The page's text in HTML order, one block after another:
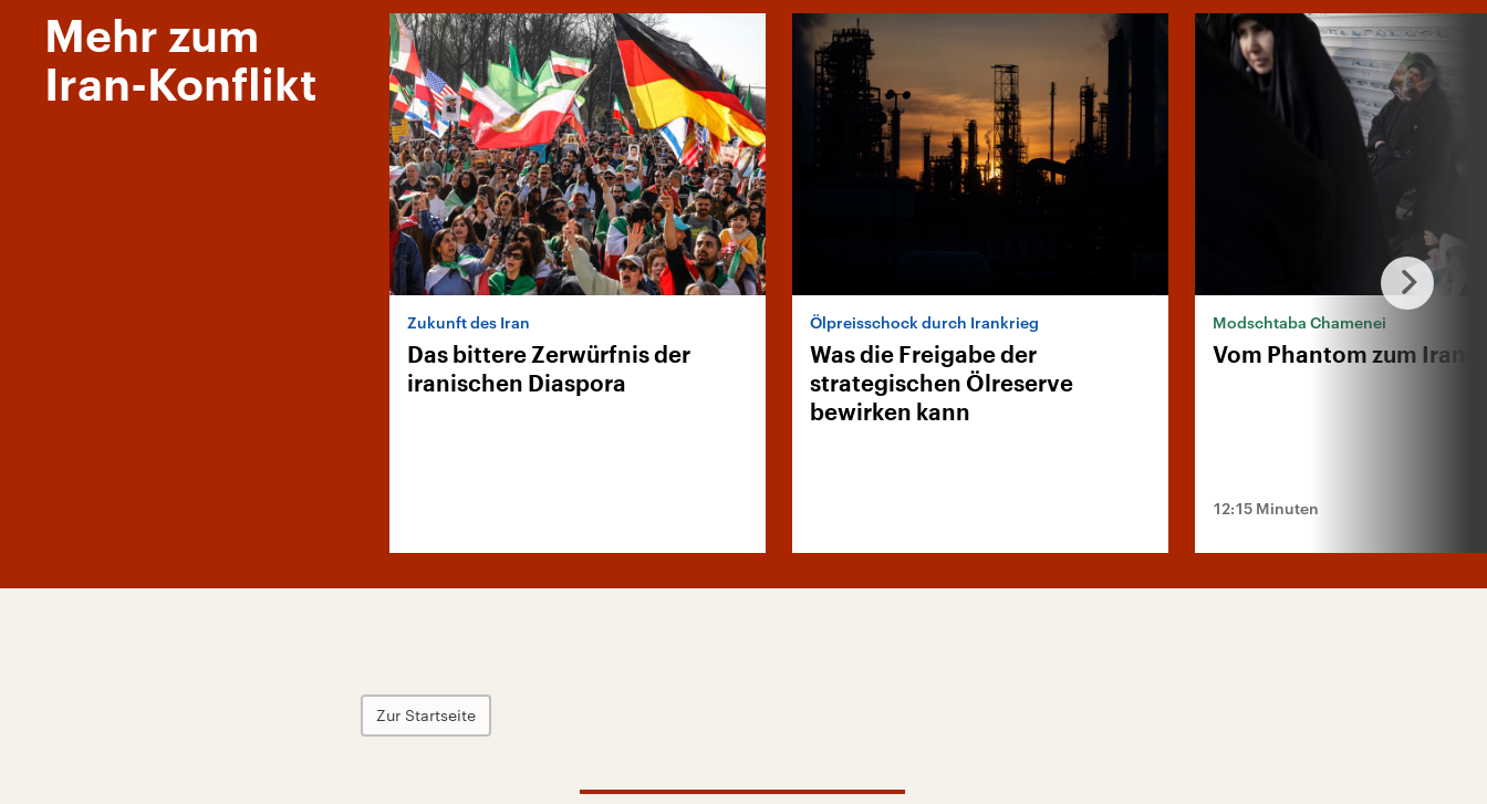
Mehr zum
Iran-Konflikt
Zukunft des Iran
Das bittere Zerwürfnis der
iranischen Diaspora
Ölpreisschock durch Irankrieg
Was die Freigabe der
strategischen Ölreserve
bewirken kann
Modschtaba Chamenei
Vom Phantom zum Iran-
12:15 Minuten
Zur Startseite